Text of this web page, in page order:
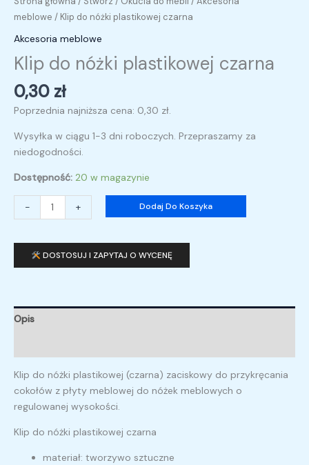
meblowe / Klip do nóżki plastikowej czarna
Akcesoria meblowe
Klip do nóżki plastikowej czarna
0,30 zł
Poprzednia najniższa cena: 0,30 zł
Wysyłka w ciągu 1-3 dni roboczych. Przepraszamy za
niedogodności.
Dostępność: 20 w magazynie
- + Dodaj Do Koszyka
DOSTOSUJ I ZAPYTAJ O WYCENĘ
Opis
Klip do nóżki plastikowej (czarna) zaciskowy do przykręcania
cokołów z płyty meblowej do nóżek meblowych o
regulowanej wysokości.
Klip do nóżki plastikowej czarna
materiał: tworzywo sztuczne